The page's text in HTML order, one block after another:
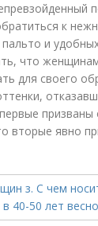
к
и
что
для своего
призваны
вторые явно